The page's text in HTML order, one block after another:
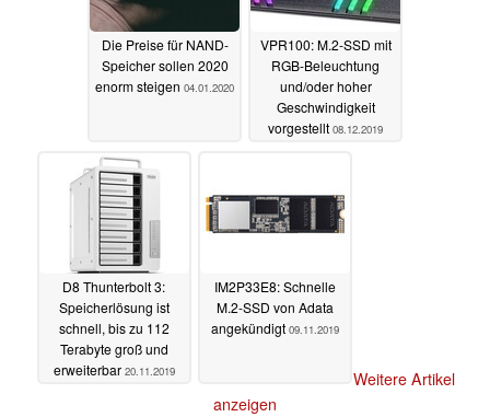
Die Preise für NAND-
Speicher sollen 2020
enorm steigen 04.01.2020
VPR100: M.2-SSD mit
RGB-Beleuchtung
und/oder hoher
Geschwindigkeit
vorgestellt 08.12.2019
D8 Thunterbolt 3:
Speicherlösung ist
schnell, bis zu 112
Terabyte groß und
erweiterbar 20.11.2019
IM2P33E8: Schnelle
M.2-SSD von Adata
angekündigt 09.11.2019
Weitere Artikel
anzeigen